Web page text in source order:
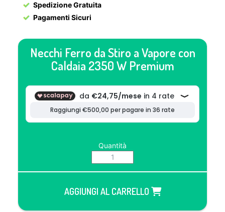
Spedizione Gratuita
Pagamenti Sicuri
Necchi Ferro da Stiro a Vapore con
Caldaia 2350 W Premium
Quantità
AGGIUNGI AL CARRELLO